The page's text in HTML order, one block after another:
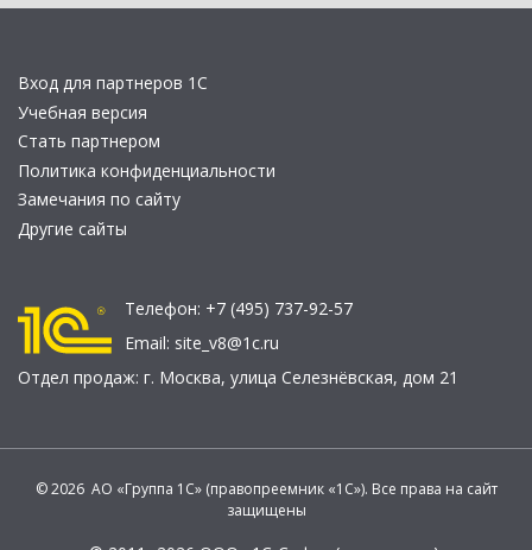
Вход для партнеров 1С
Учебная версия
Стать партнером
Политика конфиденциальности
Замечания по сайту
Другие сайты
Телефон: +7 (495) 737-92-57
Email: site_v8@1c.ru
Отдел продаж: г. Москва, улица Селезнёвская, дом 21
© 2026 АО «Группа 1С» (правопреемник «1С»). Все права на сайт
защищены